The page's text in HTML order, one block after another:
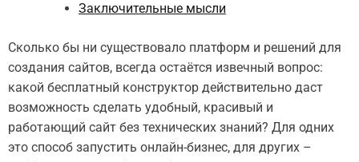
Заключительные мысли
Сколько бы ни существовало платформ и решений для
создания сайтов, всегда остаётся извечный вопрос:
какой бесплатный конструктор действительно даст
возможность сделать удобный, красивый и
работающий сайт без технических знаний? Для одних
это способ запустить онлайн-бизнес, для других –